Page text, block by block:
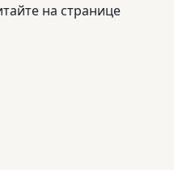
на странице